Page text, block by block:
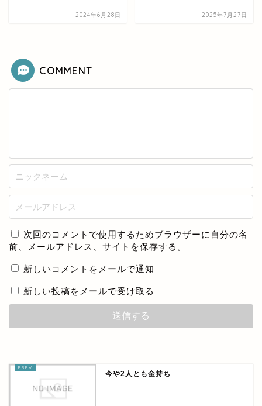
2024年6月28日 2025年7月27日
COMMENT
次回のコメントで使用するためブラウザーに自分の名
前、メールアドレス、サイトを保存する。
新しいコメントをメールで通知
新しい投稿をメールで受け取る
今や2人とも金持ち